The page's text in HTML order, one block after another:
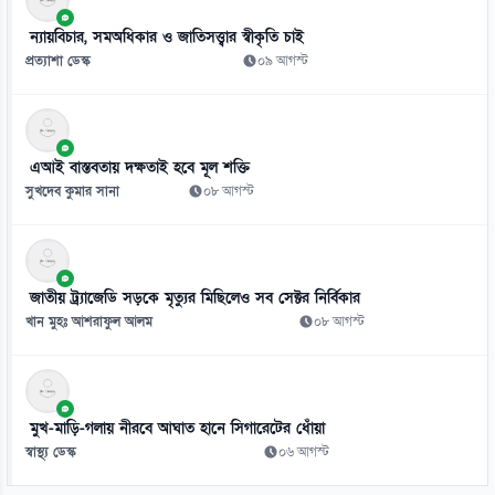
১০ আগস্ট
ন্যায়বিচার, সমঅধিকার ও জাতিসত্ত্বার স্বীকৃতি চাই
প্রত্যাশা ডেস্ক ০৯ আগস্ট
এআই বাস্তবতায় দক্ষতাই হবে মূল শক্তি
সুখদেব কুমার সানা ০৮ আগস্ট
জাতীয় ট্র্যাজেডি সড়কে মৃত্যুর মিছিলেও সব সেক্টর নির্বিকার
খান মুহঃ আশরাফুল আলম ০৮ আগস্ট
মুখ-মাড়ি-গলায় নীরবে আঘাত হানে সিগারেটের ধোঁয়া
স্বাস্থ্য ডেস্ক ০৬ আগস্ট